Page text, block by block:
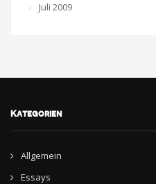
Juli 2009
Kategorien
Allgemein
Essays